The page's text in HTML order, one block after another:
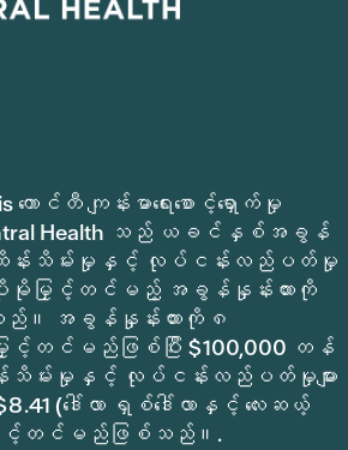
ောင်တီ ကျန်းမာရေးစောင့်ရှောက်မှု
Health သည် ယခင်နှစ်အခွန်
ထိန်းသိမ်းမှုနှင့် လုပ်ငန်းလည်ပတ်မှု
မိုမြှင့်တင်မည့် အခွန်နှုန်းထားကို
။ အခွန်နှုန်းထားကို ၈
င့်တင်မည်ဖြစ်ပြီး $100,000 တန်
သိမ်းမှုနှင့် လုပ်ငန်းလည်ပတ်မှုများ
(ဒေါ်လာ ရှစ်ဒေါ်လာနှင့် လေးဆယ့်
င့်တင်မည်ဖြစ်သည်။.